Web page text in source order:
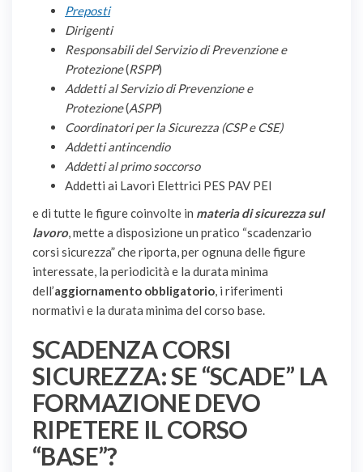
Preposti
Dirigenti
Responsabili del Servizio di Prevenzione e
Protezione(RSPP)
Addetti al Servizio di Prevenzione e
Protezione(ASPP)
Coordinatori per la Sicurezza (CSP e CSE)
Addetti antincendio
Addetti al primo soccorso
Addetti ai Lavori Elettrici PES PAV PEI
e di tutte le figure coinvolte in materia di sicurezza sul
lavoro, mette a disposizione un pratico “scadenzario
corsi sicurezza” che riporta, per ognuna delle figure
interessate, la periodicità e la durata minima
dell’aggiornamento obbligatorio, i riferimenti
normativi e la durata minima del corso base.
SCADENZA CORSI
SICUREZZA: SE “SCADE” LA
FORMAZIONE DEVO
RIPETERE IL CORSO
“BASE”?